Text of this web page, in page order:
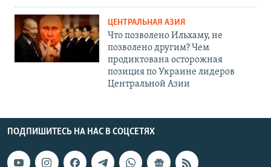
ЦЕНТРАЛЬНАЯ АЗИЯ
Что позволено Ильхаму, не
позволено другим? Чем
продиктована осторожная
позиция по Украине лидеров
Центральной Азии
ПОДПИШИТЕСЬ НА НАС В СОЦСЕТЯХ